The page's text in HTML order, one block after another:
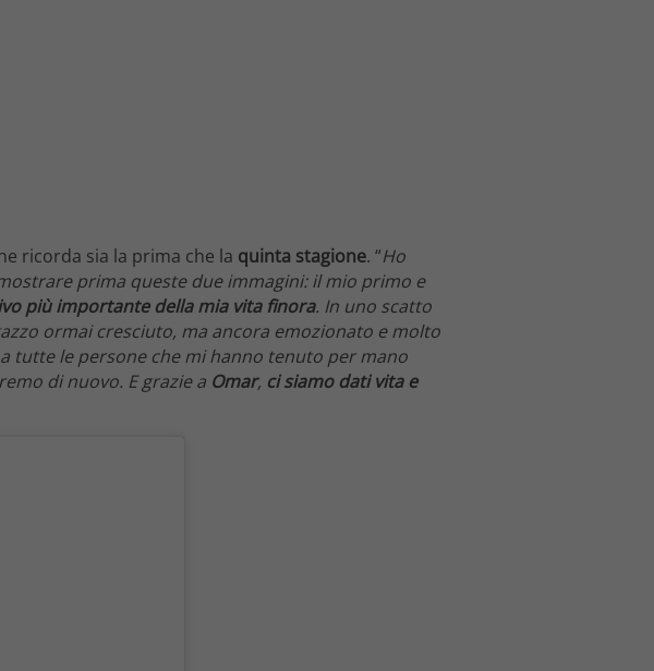
ricorda sia la prima che la quinta stagione. “Ho
prima queste due immagini: il mio primo e
più importante della mia vita finora. In uno scatto
ormai cresciuto, ma ancora emozionato e molto
tutte le persone che mi hanno tenuto per mano
di nuovo. E grazie a Omar, ci siamo dati vita e